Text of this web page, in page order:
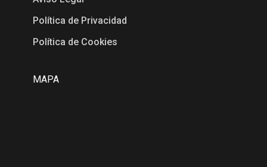
Política de Privacidad
Política de Cookies
MAPA